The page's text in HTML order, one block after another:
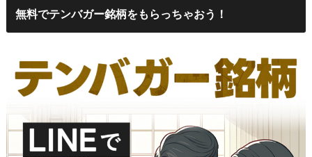
無料でテンバガー銘柄をもらっちゃおう！